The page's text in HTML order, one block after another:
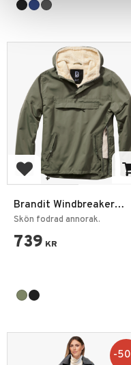
Lägg till i favoriter
Brandit Windbreaker
Sherpa
Skön fodrad annorak.
739 KR
50